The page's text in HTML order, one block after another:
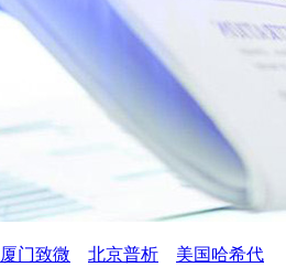
厦门致微 北京普析
美国哈希代